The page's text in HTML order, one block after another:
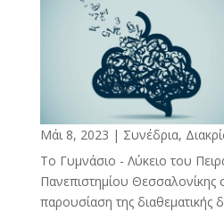
Μάι 8, 2023 | Συνέδρια,
Το Γυμνάσιο - Λύκειο του
Πανεπιστημίου Θεσσαλονίκης
παρουσίαση της διαθεματικής